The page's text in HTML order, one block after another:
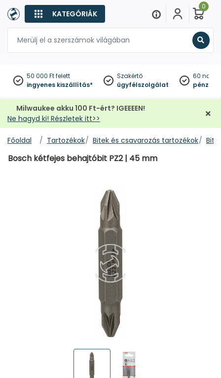
KATEGÓRIÁK
0
50 000 Ft felett
ingyenes kiszállítás*
Szakértő
ügyfélszolgálat
60
Milwaukee akku 100 Ft-ért? IGEEEEN!
Ne hagyd ki! Részletek itt>>
Főoldal Tartozékok Bitek és csavarozás tartozékok
Bosch kétfejes behajtóbit PZ2 | 45 mm